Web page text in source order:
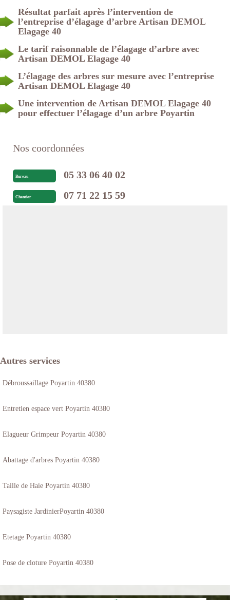
Résultat parfait après l’intervention de
l’entreprise d’élagage d’arbre Artisan DEMOL
Elagage 40
Le tarif raisonnable de l’élagage d’arbre avec
Artisan DEMOL Elagage 40
L’élagage des arbres sur mesure avec l’entreprise
Artisan DEMOL Elagage 40
Une intervention de Artisan DEMOL Elagage 40
pour effectuer l’élagage d’un arbre Poyartin
Nos coordonnées
Bureau 05 33 06 40 02
Chantier 07 71 22 15 59
Autres services
Débroussaillage Poyartin 40380
Entretien espace vert Poyartin 40380
Elagueur Grimpeur Poyartin 40380
Abattage d'arbres Poyartin 40380
Taille de Haie Poyartin 40380
Paysagiste JardinierPoyartin 40380
Etetage Poyartin 40380
Pose de cloture Poyartin 40380